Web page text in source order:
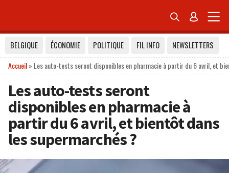
 
BELGIQUE ÉCONOMIE POLITIQUE FIL INFO
NEWSLETTERS
Accueil» Les auto-tests seront disponibles en pharmacie à partir du 6 avril, et
Les auto-tests seront
disponibles en pharmacie à
partir du 6 avril, et bientôt dans
les supermarchés ?